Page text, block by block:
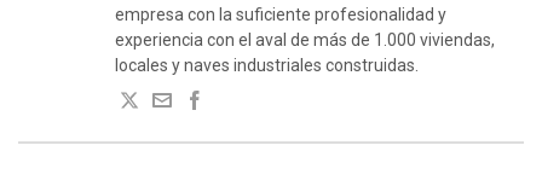
empresa con la suficiente profesionalidad y
experiencia con el aval de más de 1.000 viviendas,
locales y naves industriales construidas.